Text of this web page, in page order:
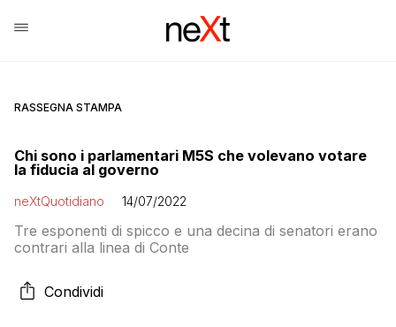
RASSEGNA STAMPA
Chi sono i parlamentari M5S che volevano votare
la fiducia al governo
neXtQuotidiano 14/07/2022
Tre esponenti di spicco e una decina di senatori erano
contrari alla linea di Conte
Condividi